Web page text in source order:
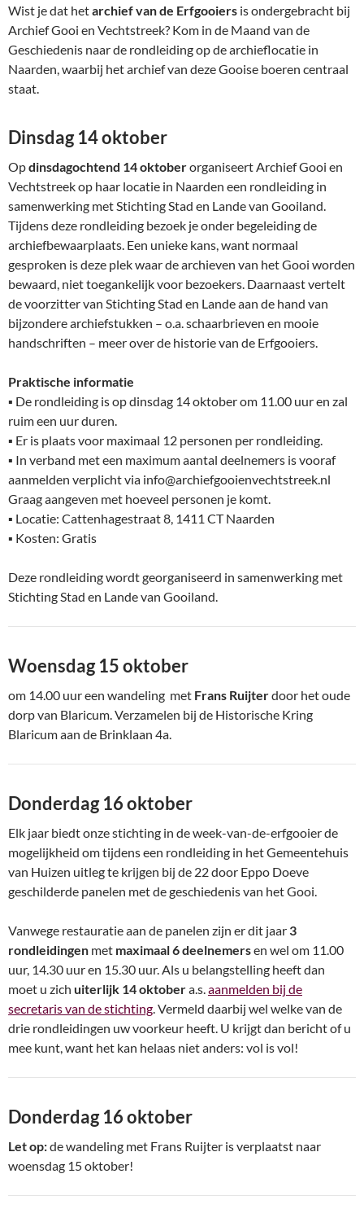
Wist je dat hetarchief van de Erfgooiers is ondergebracht bij
Archief Gooi en Vechtstreek? Kom in de Maand van de
Geschiedenis naar de rondleiding op de archieflocatie in
Naarden, waarbij het archief van deze Gooise boeren centraal
staat.
Dinsdag 14 oktober
Opdinsdagochtend 14 oktoberorganiseert Archief Gooi en
Vechtstreek op haar locatie in Naarden een rondleiding in
samenwerking met Stichting Stad en Lande van Gooiland.
Tijdens deze rondleiding bezoek je onder begeleiding de
archiefbewaarplaats. Een unieke kans, want normaal
gesproken is deze plek waar de archieven van het Gooi worden
bewaard, niet toegankelijk voor bezoekers. Daarnaast vertelt
de voorzitter van Stichting Stad en Lande aan de hand van
bijzondere archiefstukken – o.a. schaarbrieven en mooie
handschriften – meer over de historie van de Erfgooiers.
Praktische informatie
▪ De rondleiding is op dinsdag 14 oktober om 11.00 uur en zal
ruim een uur duren.
▪ Er is plaats voor maximaal 12 personen per rondleiding.
▪ In verband met een maximum aantal deelnemers is vooraf
aanmelden verplicht via info@archiefgooienvechtstreek.nl
Graag aangeven met hoeveel personen je komt.
▪ Locatie: Cattenhagestraat 8, 1411 CT Naarden
▪ Kosten: Gratis
Deze rondleiding wordt georganiseerd in samenwerking met
Stichting Stad en Lande van Gooiland.
Woensdag 15 oktober
om 14.00 uur een wandeling met Frans Ruijterdoor het oude
dorp van Blaricum. Verzamelen bij de Historische Kring
Blaricum aan de Brinklaan 4a.
Donderdag 16 oktober
Elk jaar biedt onze stichting in de week-van-de-erfgooier de
mogelijkheid om tijdens een rondleiding in het Gemeentehuis
van Huizen uitleg te krijgen bij de 22 door Eppo Doeve
geschilderde panelen met de geschiedenis van het Gooi.
Vanwege restauratie aan de panelen zijn er dit jaar 3
rondleidingen met maximaal 6 deelnemersen wel om 11.00
uur, 14.30 uur en 15.30 uur. Als u belangstelling heeft dan
moet u zich uiterlijk 14 oktobera.s.aanmelden bij de
secretaris van de stichting. Vermeld daarbij wel welke van de
drie rondleidingen uw voorkeur heeft. U krijgt dan bericht of u
mee kunt, want het kan helaas niet anders: vol is vol!
Donderdag 16 oktober
Let op:de wandeling met Frans Ruijter is verplaatst naar
woensdag 15 oktober!